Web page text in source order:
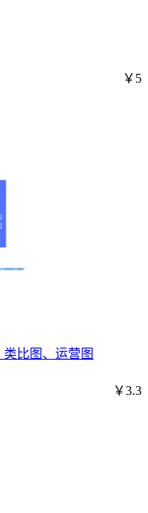
￥5
比图、运营图
￥3.3